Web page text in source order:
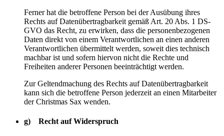
Ferner hat die betroffene Person bei der Ausübung ihres
Rechts auf Datenübertragbarkeit gemäß Art. 20 Abs. 1 DS-
GVO das Recht, zu erwirken, dass die personenbezogenen
Daten direkt von einem Verantwortlichen an einen anderen
Verantwortlichen übermittelt werden, soweit dies technisch
machbar ist und sofern hiervon nicht die Rechte und
Freiheiten anderer Personen beeinträchtigt werden.
Zur Geltendmachung des Rechts auf Datenübertragbarkeit
kann sich die betroffene Person jederzeit an einen Mitarbeiter
der Christmas Sax wenden.
g) Recht auf Widerspruch